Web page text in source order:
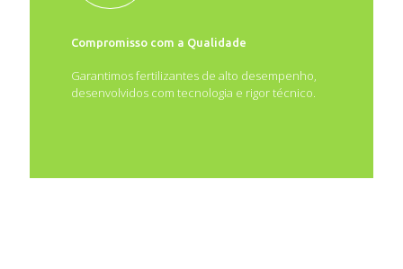
Compromisso com a Qualidade
Garantimos fertilizantes de alto desempenho,
desenvolvidos com tecnologia e rigor técnico.